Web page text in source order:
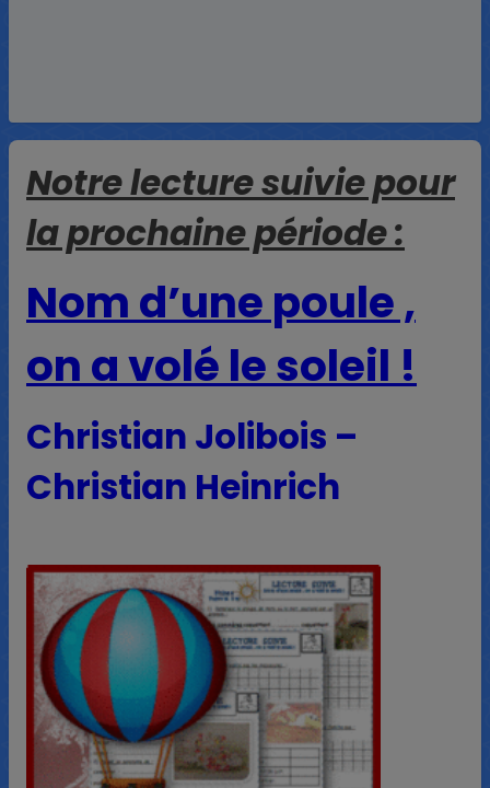
Notre lecture suivie pour
la prochaine période :
Nom d’une poule ,
on a volé le soleil !
Christian Jolibois –
Christian Heinrich